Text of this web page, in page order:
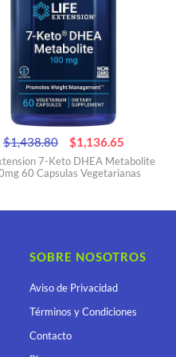
$1,438.80 $1,136.65
7-Keto DHEA Metabolite
60 Capsulas Vegetarianas
SOBRE NOSOTROS
Aviso de Privacidad
Términos y Condiciones
Contacto